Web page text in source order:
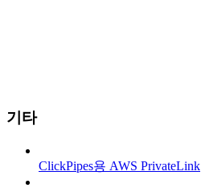
기타
ClickPipes용 AWS PrivateLink